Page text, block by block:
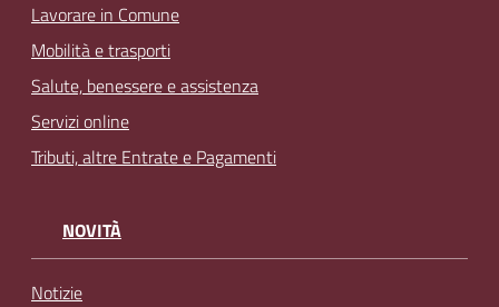
Lavorare in Comune
Mobilità e trasporti
Salute, benessere e assistenza
Servizi online
Tributi, altre Entrate e Pagamenti
NOVITÀ
Notizie